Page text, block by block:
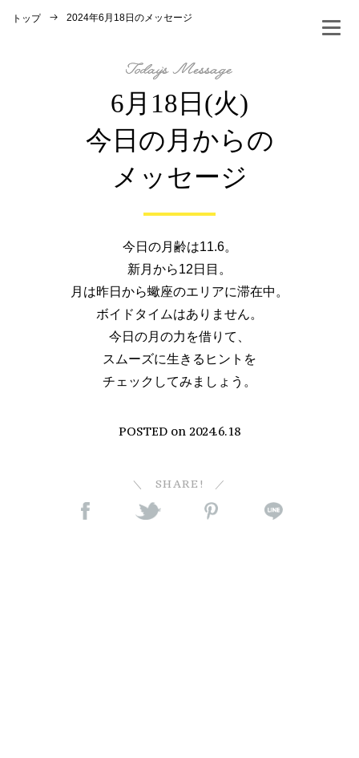
トップ 2024年6月18日のメッセージ
6月18日(火)
今日の月からの
メッセージ
今日の月齢は11.6。
新月から12日目。
月は昨日から蠍座のエリアに滞在中。
ボイドタイムはありません。
今日の月の力を借りて、
スムーズに生きるヒントを
チェックしてみましょう。
POSTED on 2024.6.18
SHARE!